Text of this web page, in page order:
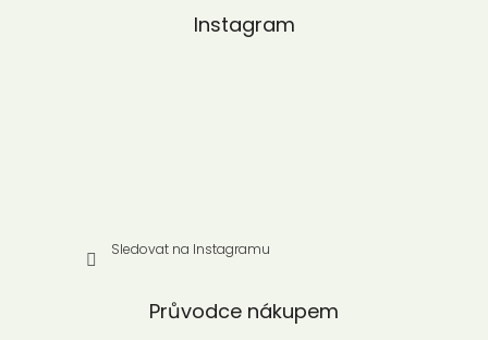
Instagram
Sledovat na Instagramu
Průvodce nákupem